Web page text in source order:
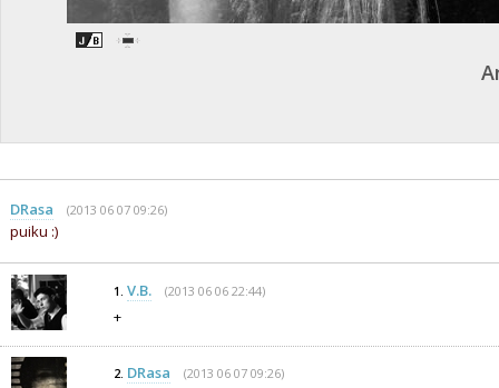
DRasa (2013 06 07 09:26)
puiku :)
1. V.B. (2013 06 06 22:44)
+
2. DRasa (2013 06 07 09:26)